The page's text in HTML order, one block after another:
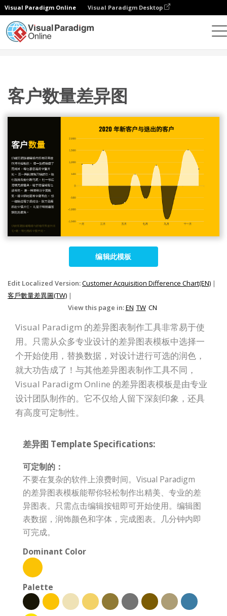
Visual Paradigm Online Visual Paradigm Desktop
客户数量差异图
编辑此模板
Edit Localized Version:Customer Acquisition Difference Chart(EN) |
客戶數量差異圖(TW) |
View this page in:EN TW CN
Visual Paradigm 的差异图表制作工具非常易于使
用。只需从众多专业设计的差异图表模板中选择一
个开始使用，替换数据，对设计进行可选的润色，
就大功告成了！与其他差异图表制作工具不同，
Visual Paradigm Online 的差异图表模板是由专业
设计团队制作的。它不仅给人留下深刻印象，还具
有高度可定制性。
差异图 Template Specifications:
可定制的：
不要在复杂的软件上浪费时间。Visual Paradigm
的差异图表模板能帮你轻松制作出精美、专业的差
异图表。只需点击编辑按钮即可开始使用。编辑图
表数据，润饰颜色和字体，完成图表。几分钟内即
可完成。
Dominant Color
Palette